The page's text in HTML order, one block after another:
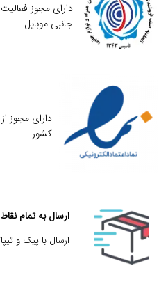
دارای مجوز
جانبی موبایل
دارای مجوز
کشور
ارسال به تمام
ارسال با پیک و